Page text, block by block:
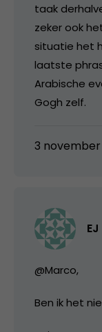
taak
zeker ook
situatie het
laatste
Arabische
Gogh zelf.
3
EJ
@Marco,
Ben ik het